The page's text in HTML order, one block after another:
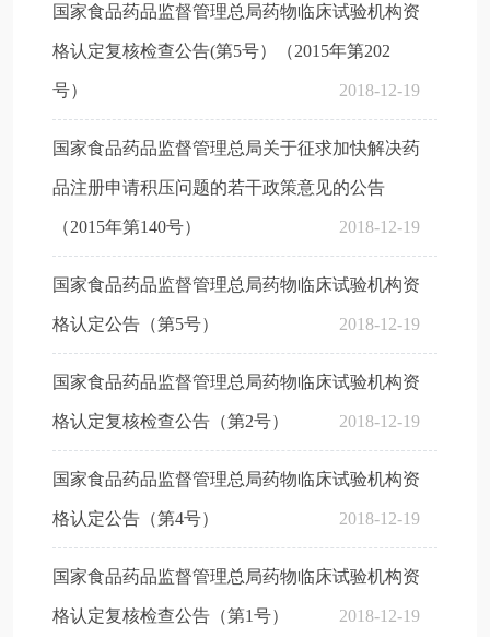
国家食品药品监督管理总局药物临床试验机构资
格认定复核检查公告(第5号）（2015年第202
号） 2018-12-19
国家食品药品监督管理总局关于征求加快解决药
品注册申请积压问题的若干政策意见的公告
（2015年第140号） 2018-12-19
国家食品药品监督管理总局药物临床试验机构资
格认定公告（第5号） 2018-12-19
国家食品药品监督管理总局药物临床试验机构资
格认定复核检查公告（第2号） 2018-12-19
国家食品药品监督管理总局药物临床试验机构资
格认定公告（第4号） 2018-12-19
国家食品药品监督管理总局药物临床试验机构资
格认定复核检查公告（第1号） 2018-12-19